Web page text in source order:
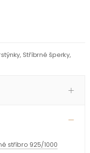
,Stříbrné šperky,
stříbro 925/1000